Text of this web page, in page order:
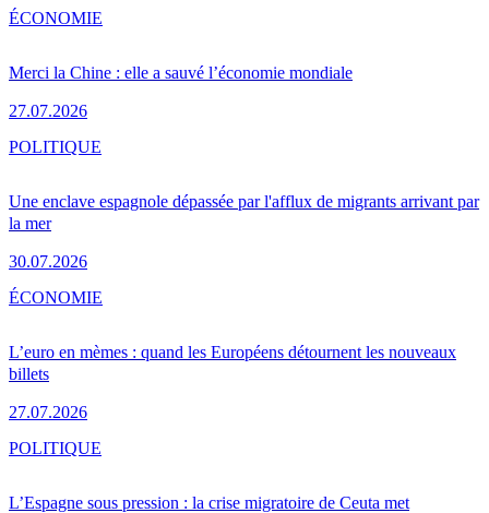
Merci la Chine : elle a sauvé l’économie mondiale
27.07.2026
ÉCONOMIE
Une enclave espagnole dépassée par l'afflux de migrants arrivant par
la mer
30.07.2026
POLITIQUE
L’euro en mèmes : quand les Européens détournent les nouveaux
billets
27.07.2026
ÉCONOMIE
L’Espagne sous pression : la crise migratoire de Ceuta met
POLITIQUE